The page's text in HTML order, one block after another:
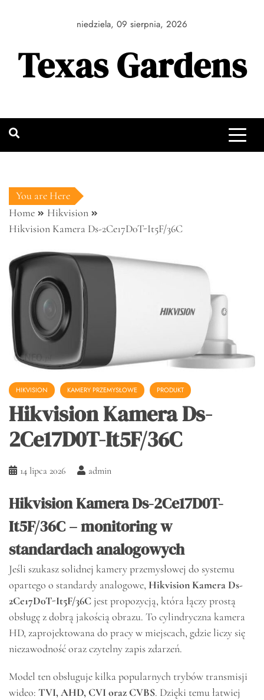
niedziela, 09 sierpnia, 2026
Texas Gardens
You are Here
Home
Hikvision
Hikvision Kamera Ds-2Ce17D0T-It5F/36C
HIKVISION KAMERY PRZEMYSŁOWE PRODUKT
Hikvision Kamera Ds-
2Ce17D0T-It5F/36C
14 lipca 2026 admin
Hikvision Kamera Ds-2Ce17D0T-
It5F/36C – monitoring w
standardach analogowych
Jeśli szukasz solidnej kamery przemysłowej do systemu
opartego o standardy analogowe, Hikvision Kamera Ds-
2Ce17D0T-It5F/36C jest propozycją, która łączy prostą
obsługę z dobrą jakością obrazu. To cylindryczna kamera
HD, zaprojektowana do pracy w miejscach, gdzie liczy się
niezawodność oraz czytelny zapis zdarzeń.
Model ten obsługuje kilka popularnych trybów transmisji
wideo: TVI, AHD, CVI oraz CVBS. Dzięki temu łatwiej